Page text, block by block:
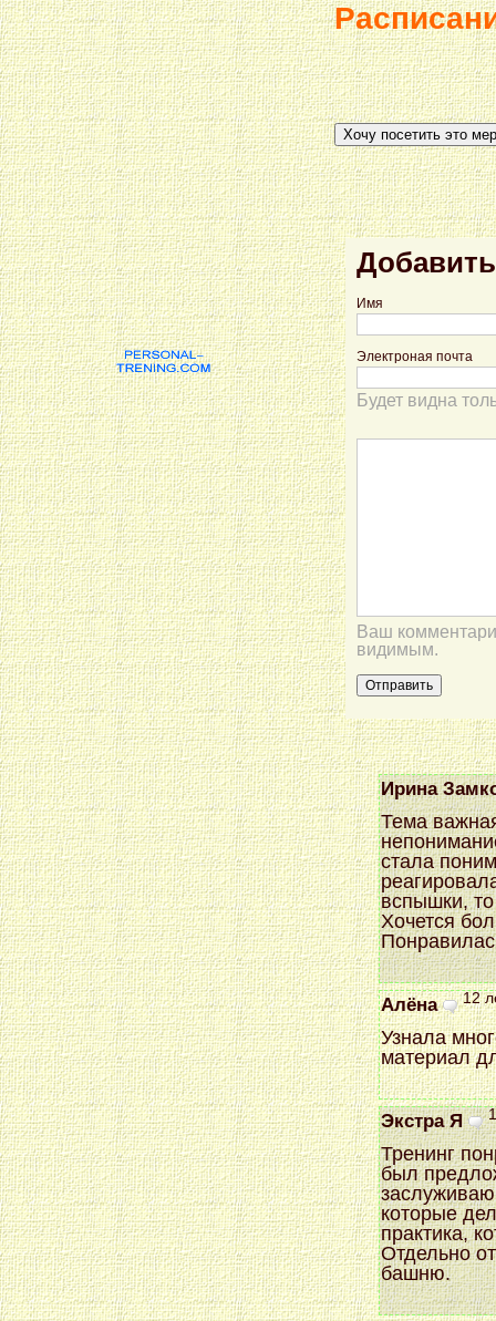
Хочу посетить это
Имя
Электроная почта
Будет видна
Ваш
видимым.
Ирина
Тема
стала
вспышки,
Хочется
Алёна 12
Узнала
материал
Экстра Я
Тренинг
был
которые
практика,
Отдельно
башню.